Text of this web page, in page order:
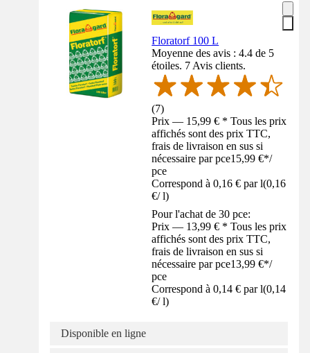
Floratorf 100 L
Moyenne des avis : 4.4 de 5
étoiles. 7 Avis clients.
(7)
Prix — 15,99 € * Tous les prix
affichés sont des prix TTC,
frais de livraison en sus si
nécessaire par pce15,99 €*/
pce
Correspond à 0,16 € par l(0,16
€/ l)
Pour l'achat de 30 pce:
Prix — 13,99 € * Tous les prix
affichés sont des prix TTC,
frais de livraison en sus si
nécessaire par pce13,99 €*/
pce
Correspond à 0,14 € par l(0,14
€/ l)
Disponible en ligne